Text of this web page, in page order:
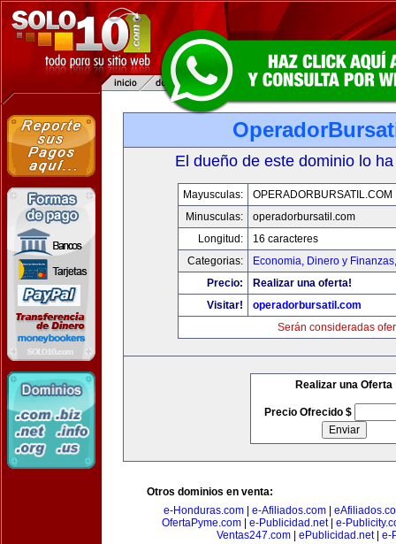
El dueño de este dominio lo
Mayusculas:
OPERADORBURSATIL.COM
Minusculas:
operadorbursatil.com
Longitud:
16 caracteres
Categorias:
Economia, Dinero y Finanzas
Precio:
Realizar una oferta!
Visitar!
operadorbursatil.com
Serán consideradas
Realizar una Oferta
Precio Ofrecido $
Otros dominios en venta:
e-Honduras.com| e-Afiliados.com|
OfertaPyme.com| e-Publicidad.net| e-
Ventas247.com
ePublicidad.net| e-